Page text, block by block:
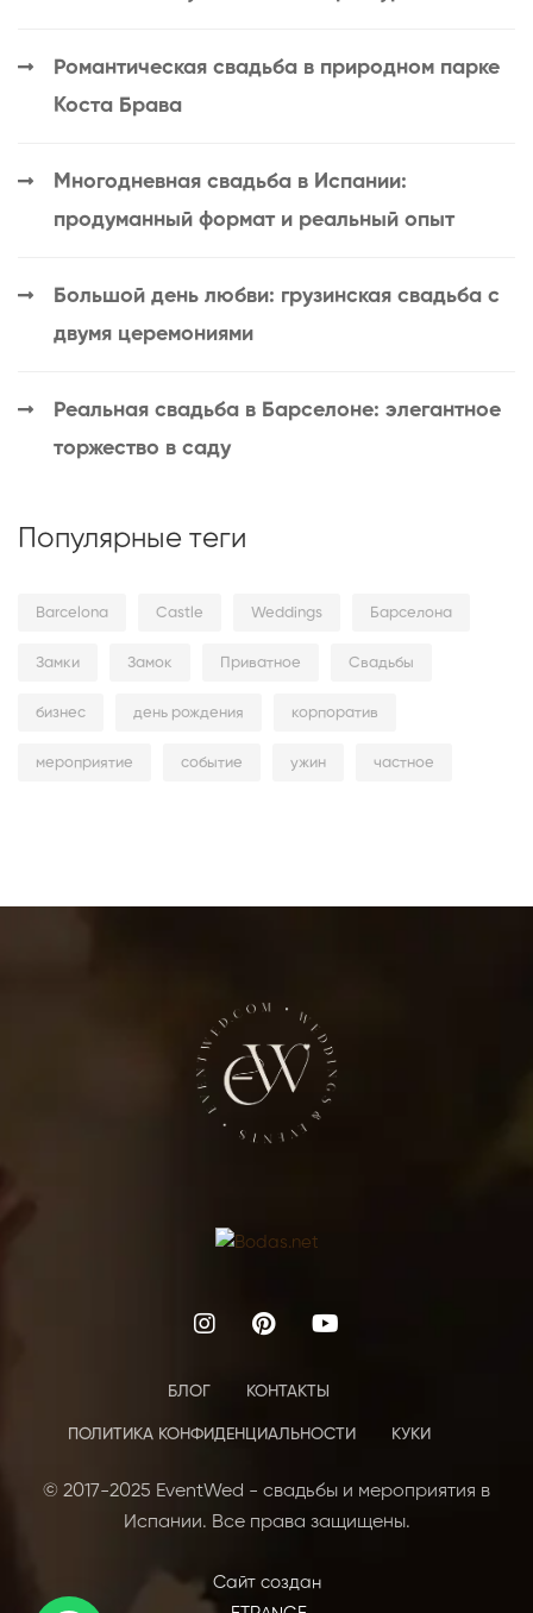
Романтическая свадьба в природном парке
Коста Брава
Многодневная свадьба в Испании:
продуманный формат и реальный опыт
Большой день любви: грузинская свадьба с
двумя церемониями
Реальная свадьба в Барселоне: элегантное
торжество в саду
Популярные теги
Barcelona Castle Weddings Барселона
Замки Замок Приватное Свадьбы
бизнес день рождения корпоратив
мероприятие событие ужин частное
БЛОГ КОНТАКТЫ
ПОЛИТИКА КОНФИДЕНЦИАЛЬНОСТИ КУКИ
© 2017-2025 EventWed - свадьбы и мероприятия в
Испании. Все права защищены.
Сайт создан